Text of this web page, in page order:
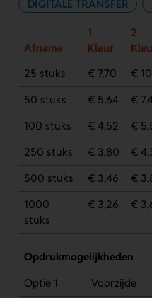
DIGITALE TRANSFER
Afname
1
Kleur
2
25 stuks
€ 7,70 €
50 stuks
€ 5,64 €
100 stuks
€ 4,52 €
250 stuks
€ 3,80 €
500 stuks
€ 3,46 €
1000
stuks
€ 3,26 €
Opdrukmogelijkheden
Optie 1
Voorzijde